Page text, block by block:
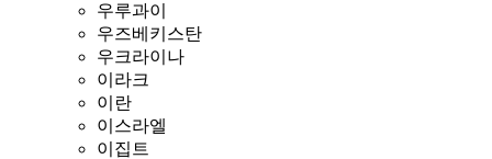
우루과이
우즈베키스탄
우크라이나
이라크
이란
이스라엘
이집트